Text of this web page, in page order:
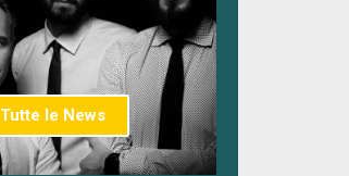
Tutte le News